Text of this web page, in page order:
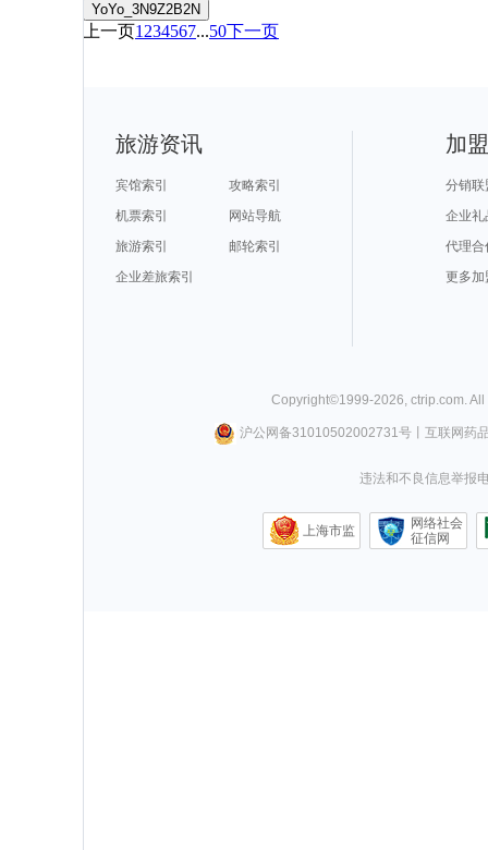
YoYo_3N9Z2B2N
上一页1 234567...50下一页
旅游资讯
宾馆索引
攻略索引
机票索引
网站导航
旅游索引
邮轮索引
企业差旅索引
加
分销联
企业礼
代理合
更多加
Copyright©1999-2026, ctrip.com.
沪公网备31010502002731号丨 互联网药
违法和不良信息举报
上海市监
网络社会
征信网